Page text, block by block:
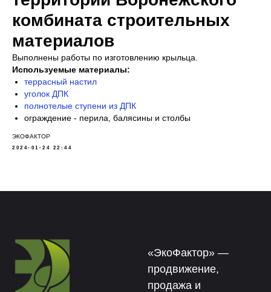
комбината строительных
материалов
Выполнены работы по изготовлению крыльца.
Используемые материалы:
террасный настил
уголок ДПК
полнотелые ступени из ДПК
ограждение - перила, балясины и столбы
ЭКОФАКТОР
2024-01-24 22:44
«ЭкоФактор» —
продвижение,
продажа и